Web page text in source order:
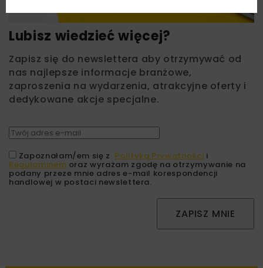
Lubisz wiedzieć więcej?
Zapisz się do newslettera aby otrzymywać od
nas najlepsze informacje branżowe,
zaproszenia na wydarzenia, atrakcyjne oferty i
dedykowane akcje specjalne.
Zapoznałam/em się z Polityką Prywatności i
Regulaminem oraz wyrażam zgodę na otrzymywanie na
podany przeze mnie adres e-mail korespondencji
handlowej w postaci newslettera.
ZAPISZ MNIE